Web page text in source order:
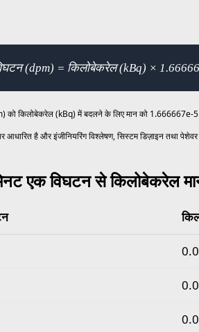
(dpm) = किलोबेकरेल (kBq) ×
को किलोबेकरेल (kBq) में बदलने के लिए मान को 1.666667e-
आधारित है और इंजीनियरिंग विश्लेषण, सिस्टम डिज़ाइन तथा
एक विघटन से किलोबेकरेल
विघटन से किलोबेकरेल मान